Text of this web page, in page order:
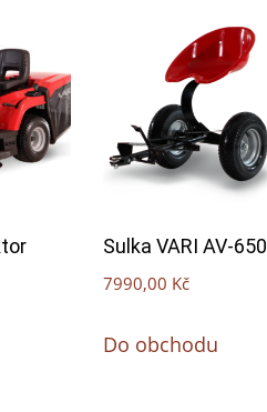
Sulka VARI AV-650
7990,00 Kč
Do obchodu